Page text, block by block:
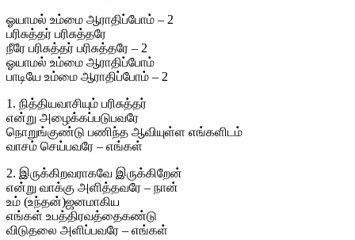
ஓயாமல் உம்மை ஆராதிப்போம் – 2
பரிசுத்தர் பரிசுத்தரே
நீரே பரிசுத்தர் பரிசுத்தரே – 2
ஓயாமல் உம்மை ஆராதிப்போம்
பாடியே உம்மை ஆராதிப்போம் – 2
1. நித்தியவாசியும் பரிசுத்தர்
என்று அழைக்கப்படுபவரே
நொறுங்குண்டு பணிந்த ஆவியுள்ள எங்களிடம்
வாசம் செய்பவரே – எங்கள்
2. இருக்கிறவராகவே இருக்கிறேன்
என்று வாக்கு அளித்தவரே – நான்
உம் (உந்தன்)ஜனமாகிய
எங்கள் உபத்திரவத்தைகண்டு
விடுதலை அளிப்பவரே – எங்கள்